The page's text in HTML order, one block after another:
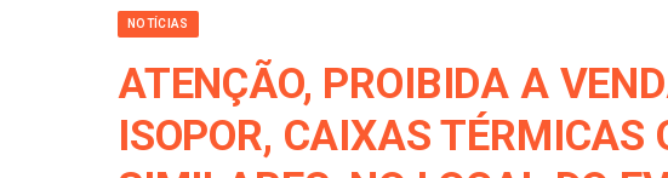
NOTÍCIAS
ATENÇÃO, PROIBIDA A
ISOPOR, CAIXAS TÉRMICAS